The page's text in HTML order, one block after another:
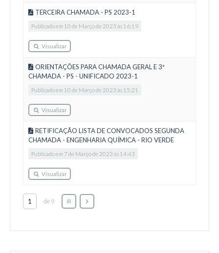
TERCEIRA CHAMADA - PS 2023-1
Publicado em 10 de Março de 2023 às 16:19
Visualizar
ORIENTAÇÕES PARA CHAMADA GERAL E 3ª
CHAMADA - PS - UNIFICADO 2023-1
Publicado em 10 de Março de 2023 às 15:21
Visualizar
RETIFICAÇÃO LISTA DE CONVOCADOS SEGUNDA
CHAMADA - ENGENHARIA QUÍMICA - RIO VERDE
Publicado em 7 de Março de 2023 às 14:43
Visualizar
de 9 IR